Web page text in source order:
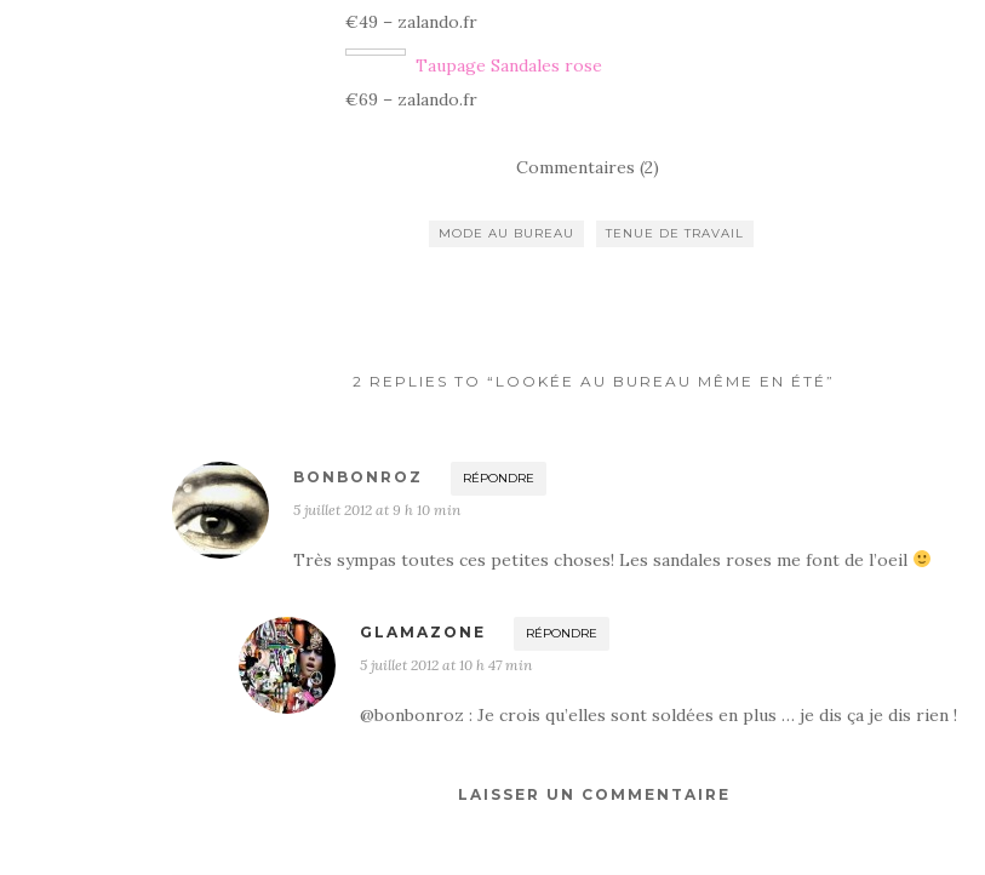
€49 – zalando.fr
Taupage Sandales rose
€69 – zalando.fr
Commentaires (2)
MODE AU BUREAU TENUE DE TRAVAIL
2 REPLIES TO “LOOKÉE AU BUREAU MÊME EN ÉTÉ”
BONBONROZ RÉPONDRE
5 juillet 2012 at 9 h 10 min
Très sympas toutes ces petites choses! Les sandales roses me font de l’oeil
GLAMAZONE RÉPONDRE
5 juillet 2012 at 10 h 47 min
@bonbonroz : Je crois qu’elles sont soldées en plus … je dis ça je dis rien !
LAISSER UN COMMENTAIRE